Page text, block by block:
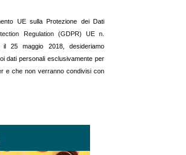
UE sulla Protezione dei Dati
Regulation (GDPR) UE n.
25 maggio 2018, desideriamo
dati personali esclusivamente per
e che non verranno condivisi con